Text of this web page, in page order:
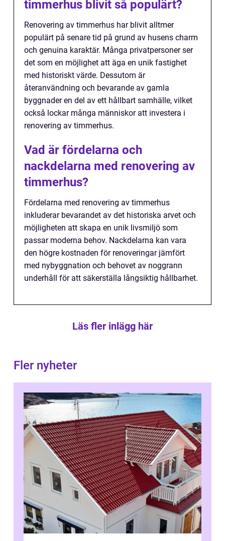
timmerhus blivit så populärt?
Renovering av timmerhus har blivit alltmer
populärt på senare tid på grund av husens charm
och genuina karaktär. Många privatpersoner ser
det som en möjlighet att äga en unik fastighet
med historiskt värde. Dessutom är
återanvändning och bevarande av gamla
byggnader en del av ett hållbart samhälle, vilket
också lockar många människor att investera i
renovering av timmerhus.
Vad är fördelarna och
nackdelarna med renovering av
timmerhus?
Fördelarna med renovering av timmerhus
inkluderar bevarandet av det historiska arvet och
möjligheten att skapa en unik livsmiljö som
passar moderna behov. Nackdelarna kan vara
den högre kostnaden för renoveringar jämfört
med nybyggnation och behovet av noggrann
underhåll för att säkerställa långsiktig hållbarhet.
Läs fler inlägg här
Fler nyheter